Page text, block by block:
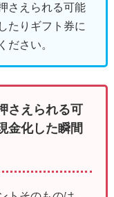
さえられる可能
たりギフト券に
ださい。
さえられる可
金化した瞬間